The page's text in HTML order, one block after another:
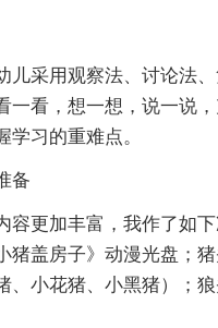
儿采用观察法、讨论法
一看，想一想，说一说
学习的重难点。
备
容更加丰富，我作了如
猪盖房子》动漫光盘；
、小花猪、小黑猪）；狼